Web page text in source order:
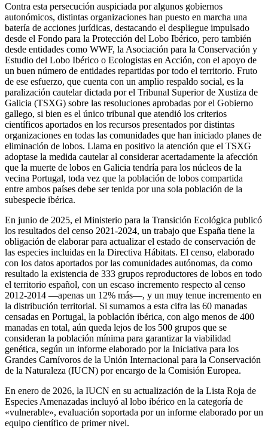
Contra esta persecución auspiciada por algunos gobiernos
autonómicos, distintas organizaciones han puesto en marcha una
batería de acciones jurídicas, destacando el despliegue impulsado
desde el Fondo para la Protección del Lobo Ibérico, pero también
desde entidades como WWF, la Asociación para la Conservación y
Estudio del Lobo Ibérico o Ecologistas en Acción, con el apoyo de
un buen número de entidades repartidas por todo el territorio. Fruto
de ese esfuerzo, que cuenta con un amplio respaldo social, es la
paralización cautelar dictada por el Tribunal Superior de Xustiza de
Galicia (TSXG) sobre las resoluciones aprobadas por el Gobierno
gallego, si bien es el único tribunal que atendió los criterios
científicos aportados en los recursos presentados por distintas
organizaciones en todas las comunidades que han iniciado planes de
eliminación de lobos. Llama en positivo la atención que el TSXG
adoptase la medida cautelar al considerar acertadamente la afección
que la muerte de lobos en Galicia tendría para los núcleos de la
vecina Portugal, toda vez que la población de lobos compartida
entre ambos países debe ser tenida por una sola población de la
subespecie ibérica.
En junio de 2025, el Ministerio para la Transición Ecológica publicó
los resultados del censo 2021-2024, un trabajo que España tiene la
obligación de elaborar para actualizar el estado de conservación de
las especies incluidas en la Directiva Hábitats. El censo, elaborado
con los datos aportados por las comunidades autónomas, da como
resultado la existencia de 333 grupos reproductores de lobos en todo
el territorio español, con un escaso incremento respecto al censo
2012-2014 ―apenas un 12% más―, y un muy tenue incremento en
la distribución territorial. Si sumamos a esta cifra las 60 manadas
censadas en Portugal, la población ibérica, con algo menos de 400
manadas en total, aún queda lejos de los 500 grupos que se
consideran la población mínima para garantizar la viabilidad
genética, según un informe elaborado por la Iniciativa para los
Grandes Carnívoros de la Unión Internacional para la Conservación
de la Naturaleza (IUCN) por encargo de la Comisión Europea.
En enero de 2026, la IUCN en su actualización de la Lista Roja de
Especies Amenazadas incluyó al lobo ibérico en la categoría de
«vulnerable», evaluación soportada por un informe elaborado por un
equipo científico de primer nivel.